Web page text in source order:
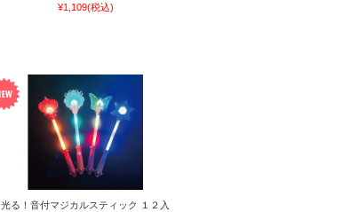
¥1,109(税込)
光る！音付マジカルスティック １２入